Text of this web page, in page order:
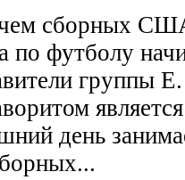
сборных
по футболу
группы
день